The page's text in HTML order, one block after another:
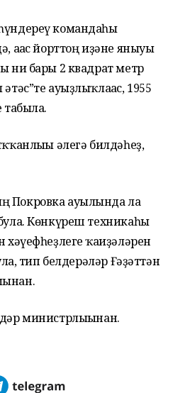
командаһы
ағас йорттоң иҙәне яныуы
ни бары 2 квадрат метр
ауыҙлыҡлағас, 1955
табыла.
әлегә билдәһеҙ,
Покровка ауылында ла
Көнкүреш техникаһы
ҡағиҙәләрен
тип белдерәләр Ғәҙәттән
министрлығынан.